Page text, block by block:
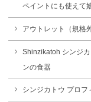
ペイントにも使えて
アウトレット（規格
Shinzikatoh シンジ
ンの食器
シンジカトウ プロ